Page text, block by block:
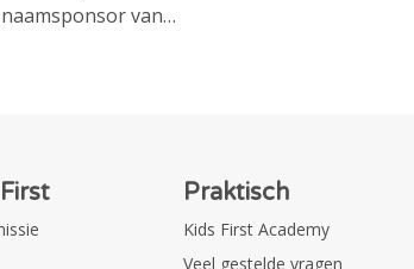
naamsponsor van…
Praktisch
Kids First Academy
Veel gestelde vragen